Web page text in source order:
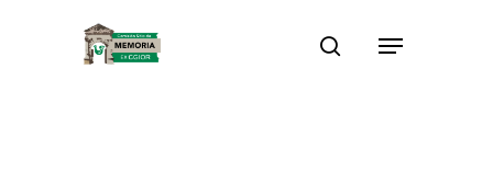
search
Menu